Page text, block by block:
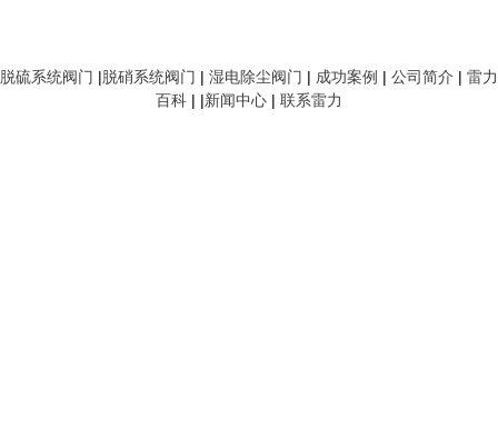
脱硫系统阀门 |脱硝系统阀门 | 湿电除尘阀门 | 成功案例 | 公司简介 | 雷力
百科 | |新闻中心 | 联系雷力